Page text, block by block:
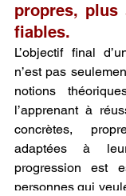
propres,
fiables.
L’objectif final
n’est pas
notions
l’apprenant à
concrètes,
adaptées à
progression est
personnes qui